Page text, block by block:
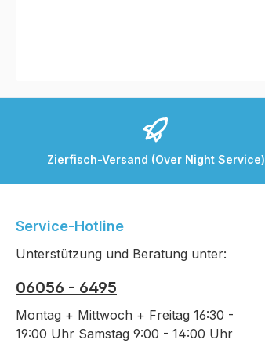
Zierfisch-Versand (Over Night Service)
Service-Hotline
Unterstützung und Beratung unter:
06056 - 6495
Montag + Mittwoch + Freitag 16:30 -
19:00 Uhr Samstag 9:00 - 14:00 Uhr